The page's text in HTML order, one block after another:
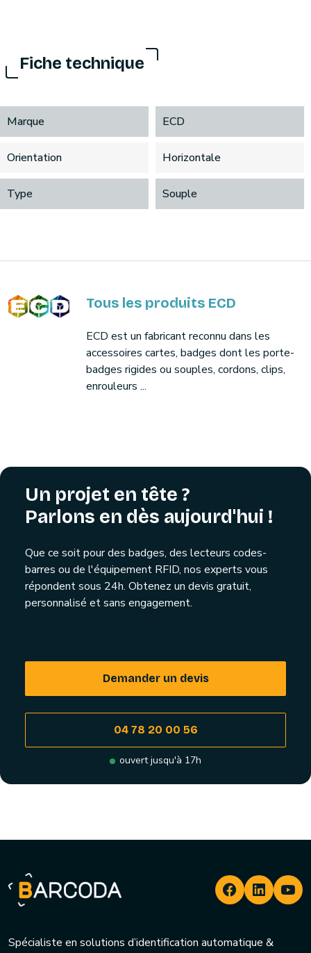
Fiche technique
Marque ECD
Orientation Horizontale
Type Souple
Tous les produits ECD
ECD est un fabricant reconnu dans les
accessoires cartes, badges dont les porte-
badges rigides ou souples, cordons, clips,
enrouleurs ...
Un projet en tête ?
Parlons en dès aujourd'hui !
Que ce soit pour des badges, des lecteurs codes-
barres ou de l'équipement RFID, nos experts vous
répondent sous 24h. Obtenez un devis gratuit,
personnalisé et sans engagement.
Demander un devis
04 78 20 00 56
ouvert jusqu'à 17h
Spécialiste en solutions d’identification automatique &